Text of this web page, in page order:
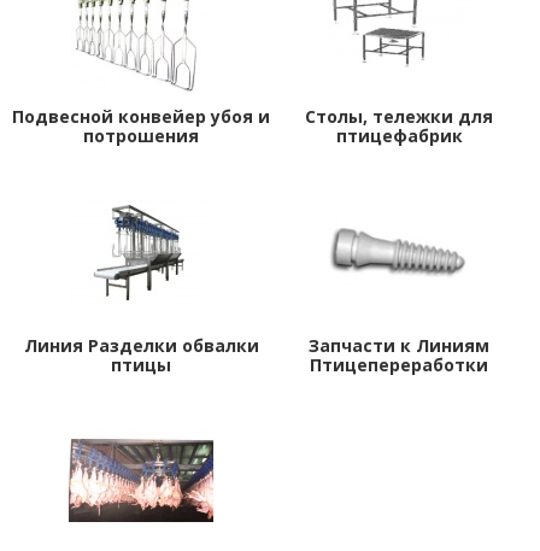
Подвесной конвейер убоя и
потрошения
Столы, тележки для
птицефабрик
Линия Разделки обвалки
птицы
Запчасти к Линиям
Птицепереработки